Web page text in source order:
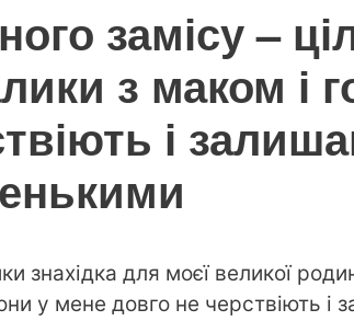
замісу –
з маком і
і
знахідка для моєї великої
у мене довго не черствіють